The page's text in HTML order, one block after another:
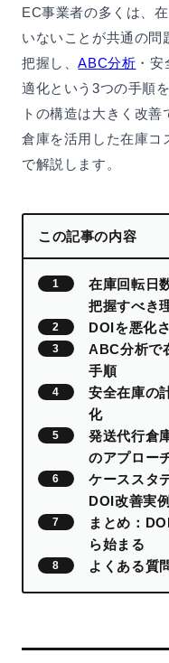
EC事業者の多くは、
いないことが共通の問
把握し、ABC分析 ・
適化という3つの手順
トの構造は大きく改
倉庫を活用した在庫コ
で解説します。
この記事の内容
在庫回転日
把握すべき
DOIを悪化
ABC分析で
手順
安全在庫の
化
発送代行倉
のアプロー
ケーススタ
DOI改善実例
まとめ：
ら始まる
よくある質